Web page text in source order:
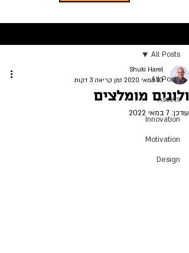
All Posts
Assets
Innovation
Motivation
Design
All Posts
ולוגים מומלצים
Shuki Harel
10 במאי 2020
זמן קריאה 3 דקות
עודכן: 7 במאי 2022